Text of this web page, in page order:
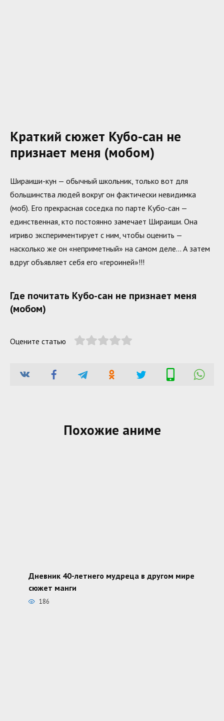
Краткий сюжет Кубо-сан не
признает меня (мобом)
Шираиши-кун — обычный школьник, только вот для
большинства людей вокруг он фактически невидимка
(моб). Его прекрасная соседка по парте Кубо-сан —
единственная, кто постоянно замечает Шираиши. Она
игриво экспериментирует с ним, чтобы оценить —
насколько же он «неприметный» на самом деле… А затем
вдруг объявляет себя его «героиней»!!!
Где почитать Кубо-сан не признает меня
(мобом)
Оцените статью
Похожие аниме
Дневник 40-летнего мудреца в другом мире
сюжет манги
186